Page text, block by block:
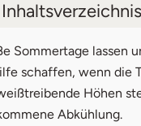
Inhaltsverzeichnis
1. Welche
Klimaanlage
3. Klimaanlage selber
Sommertage lassen
schaffen, wenn die
Höhen
Abkühlung.